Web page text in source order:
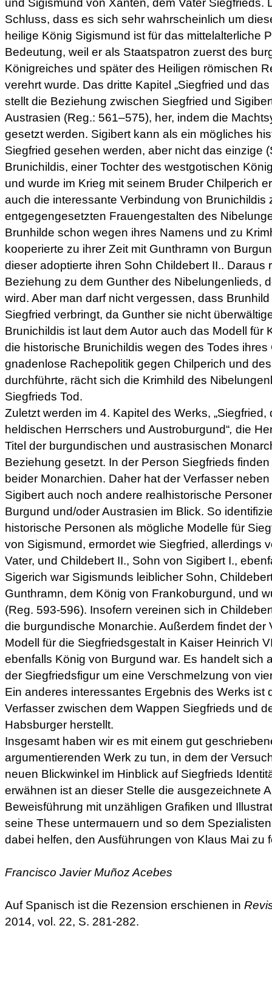
Schluss, dass es sich sehr wahrscheinlich um
heilige König Sigismund ist für das mittelalterliche
Bedeutung, weil er als Staatspatron zuerst des
Königreiches und später des Heiligen römischen
verehrt wurde. Das dritte Kapitel „Siegfried und
stellt die Beziehung zwischen Siegfried und
Austrasien (Reg.: 561–575), her, indem die
gesetzt werden. Sigibert kann als ein mögliches
Siegfried gesehen werden, aber nicht das einzige
Brunichildis, einer Tochter des westgotischen
und wurde im Krieg mit seinem Bruder Chilperich
auch die interessante Verbindung von Brunichildis
entgegengesetzten Frauengestalten des
Brunhilde schon wegen ihres Namens und zu
kooperierte zu ihrer Zeit mit Gunthramn von
dieser adoptierte ihren Sohn Childebert II.. Daraus
Beziehung zu dem Gunther des Nibelungenlieds,
wird. Aber man darf nicht vergessen, dass
Siegfried verbringt, da Gunther sie nicht
Brunichildis ist laut dem Autor auch das Modell für
die historische Brunichildis wegen des Todes ihres
gnadenlose Rachepolitik gegen Chilperich und
durchführte, rächt sich die Krimhild des
Siegfrieds Tod.
Zuletzt werden im 4. Kapitel des Werks, „Siegfried,
heldischen Herrschers und Austroburgund“, die
Titel der burgundischen und austrasischen
Beziehung gesetzt. In der Person Siegfrieds
beider Monarchien. Daher hat der Verfasser
Sigibert auch noch andere realhistorische
Burgund und/oder Austrasien im Blick. So
historische Personen als mögliche Modelle für
von Sigismund, ermordet wie Siegfried, allerdings
Vater, und Childebert II., Sohn von Sigibert I.,
Sigerich war Sigismunds leiblicher Sohn,
Gunthramn, dem König von Frankoburgund, und
(Reg. 593-596). Insofern vereinen sich in
die burgundische Monarchie. Außerdem findet der
Modell für die Siegfriedsgestalt in Kaiser Heinrich
ebenfalls König von Burgund war. Es handelt sich
der Siegfriedsfigur um eine Verschmelzung von
Ein anderes interessantes Ergebnis des Werks ist
Verfasser zwischen dem Wappen Siegfrieds und
Habsburger herstellt.
Insgesamt haben wir es mit einem gut
argumentierenden Werk zu tun, in dem der
neuen Blickwinkel im Hinblick auf Siegfrieds
erwähnen ist an dieser Stelle die ausgezeichnete
Beweisführung mit unzähligen Grafiken und
seine These untermauern und so dem
dabei helfen, den Ausführungen von Klaus Mai zu
Francisco Javier Muñoz Acebes
Auf Spanisch ist die Rezension erschienen in
2014, vol. 22, S. 281-282.